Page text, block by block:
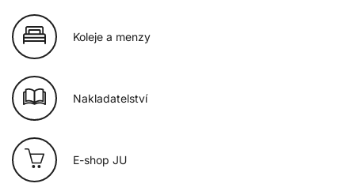
Koleje a menzy
Nakladatelství
E-shop JU